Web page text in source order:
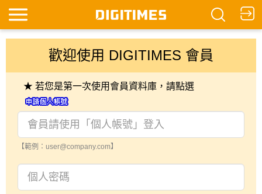
歡迎使用 DIGITIMES 會員
★ 若您是第一次使用會員資料庫，請點選
【範例：user@company.com】